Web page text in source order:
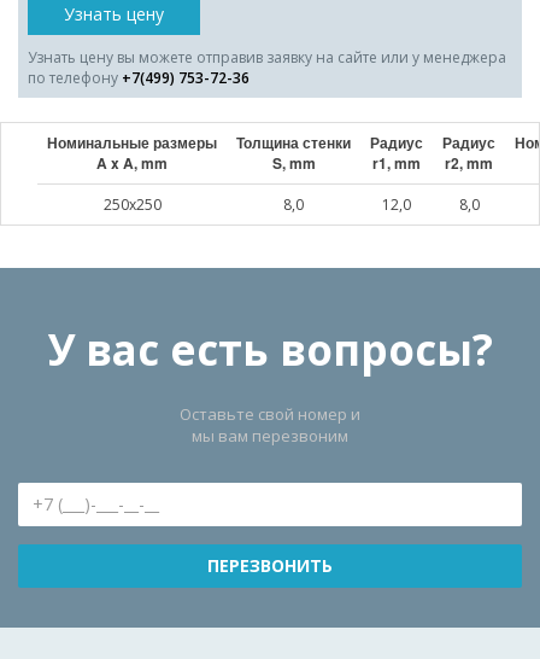
Узнать цену
Узнать цену вы можете отправив заявку на сайте или у менеджера
по телефону +7(499) 753-72-36
Номинальные размеры
A x A, mm
Толщина стенки
S, mm
Радиус
r1, mm
Радиус
r2, mm
250x250 8,0 12,0 8,0
У вас есть вопросы?
Оставьте свой номер и
мы вам перезвоним